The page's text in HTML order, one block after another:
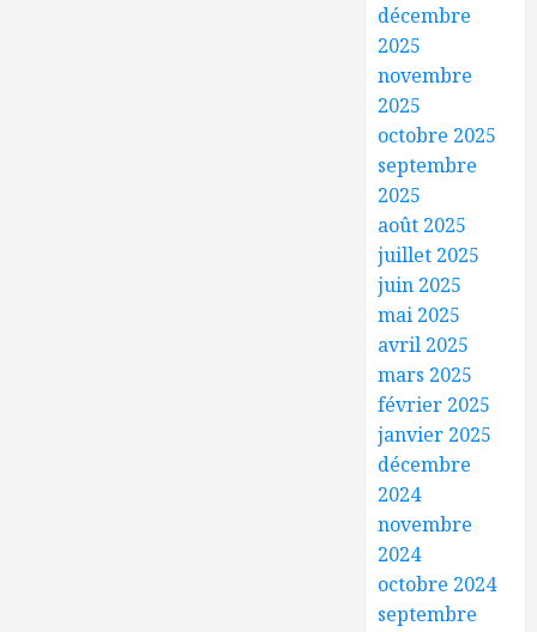
décembre
2025
novembre
2025
octobre 2025
septembre
2025
août 2025
juillet 2025
juin 2025
mai 2025
avril 2025
mars 2025
février 2025
janvier 2025
décembre
2024
novembre
2024
octobre 2024
septembre